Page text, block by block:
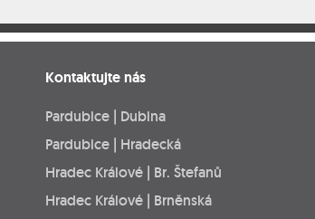
Kontaktujte nás
Pardubice | Dubina
Pardubice | Hradecká
Hradec Králové | Br. Štefanů
Hradec Králové | Brněnská